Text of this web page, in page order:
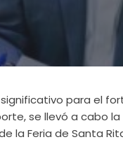
significativo para el
se llevó a cabo
la Feria de Santa